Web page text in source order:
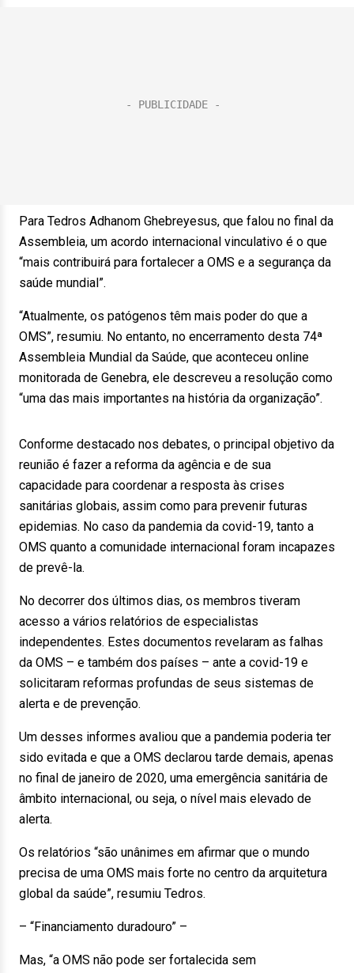
Para Tedros Adhanom Ghebreyesus, que falou no final da
Assembleia, um acordo internacional vinculativo é o que
“mais contribuirá para fortalecer a OMS e a segurança da
saúde mundial”.
“Atualmente, os patógenos têm mais poder do que a
OMS”, resumiu. No entanto, no encerramento desta 74ª
Assembleia Mundial da Saúde, que aconteceu online
monitorada de Genebra, ele descreveu a resolução como
“uma das mais importantes na história da organização”.
Conforme destacado nos debates, o principal objetivo da
reunião é fazer a reforma da agência e de sua
capacidade para coordenar a resposta às crises
sanitárias globais, assim como para prevenir futuras
epidemias. No caso da pandemia da covid-19, tanto a
OMS quanto a comunidade internacional foram incapazes
de prevê-la.
No decorrer dos últimos dias, os membros tiveram
acesso a vários relatórios de especialistas
independentes. Estes documentos revelaram as falhas
da OMS – e também dos países – ante a covid-19 e
solicitaram reformas profundas de seus sistemas de
alerta e de prevenção.
Um desses informes avaliou que a pandemia poderia ter
sido evitada e que a OMS declarou tarde demais, apenas
no final de janeiro de 2020, uma emergência sanitária de
âmbito internacional, ou seja, o nível mais elevado de
alerta.
Os relatórios “são unânimes em afirmar que o mundo
precisa de uma OMS mais forte no centro da arquitetura
global da saúde”, resumiu Tedros.
– “Financiamento duradouro” –
Mas, “a OMS não pode ser fortalecida sem